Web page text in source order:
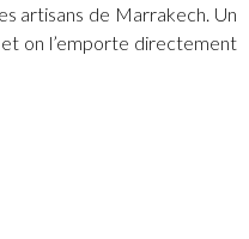
artisans de Marrakech. Un
on l’emporte directement